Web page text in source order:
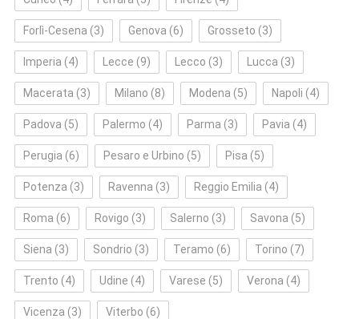
Forlì‑Cesena (3) Genova (6) Grosseto (3)
Imperia (4) Lecce (9) Lecco (3) Lucca (3)
Macerata (3) Milano (8) Modena (5) Napoli (4)
Padova (5) Palermo (4) Parma (3) Pavia (4)
Perugia (6) Pesaro e Urbino (5) Pisa (5)
Potenza (3) Ravenna (3) Reggio Emilia (4)
Roma (6) Rovigo (3) Salerno (3) Savona (5)
Siena (3) Sondrio (3) Teramo (6) Torino (7)
Trento (4) Udine (4) Varese (5) Verona (4)
Vicenza (3) Viterbo (6)